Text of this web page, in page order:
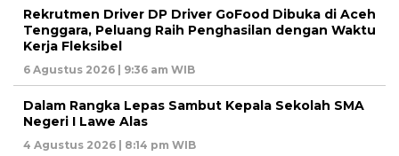
Rekrutmen Driver DP Driver GoFood Dibuka di Aceh
Tenggara, Peluang Raih Penghasilan dengan Waktu
Kerja Fleksibel
6 Agustus 2026 | 9:36 am WIB
Dalam Rangka Lepas Sambut Kepala Sekolah SMA
Negeri I Lawe Alas
4 Agustus 2026 | 8:14 pm WIB